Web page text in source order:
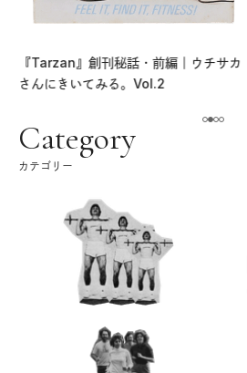
『Tarzan』創刊秘話・前編｜ウチサカ
さんにきいてみる。Vol.2
Category
カテゴリー